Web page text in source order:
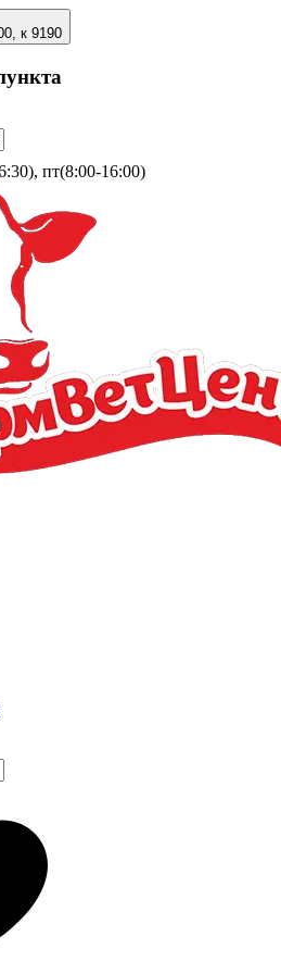
к 9190
пт(8:00-16:00)